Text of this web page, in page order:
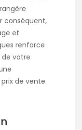
conséquent,
et
renforce
votre
de vente.